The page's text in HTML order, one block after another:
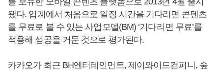
됐다. 업계에서 처음으로 일정 시간을 기다리면 콘텐츠
를 무료로 볼 수 있는 사업모델(BM) ‘기다리면 무료’를
적용해 성공을 거둔 것으로 평가된다.
카카오가 최근 BH엔터테인먼트, 제이와이드컴퍼니, 숲